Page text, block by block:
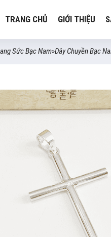
TRANG CHỦ GIỚI THIỆU
Sức Bạc Nam»Dây Chuyền Bạc